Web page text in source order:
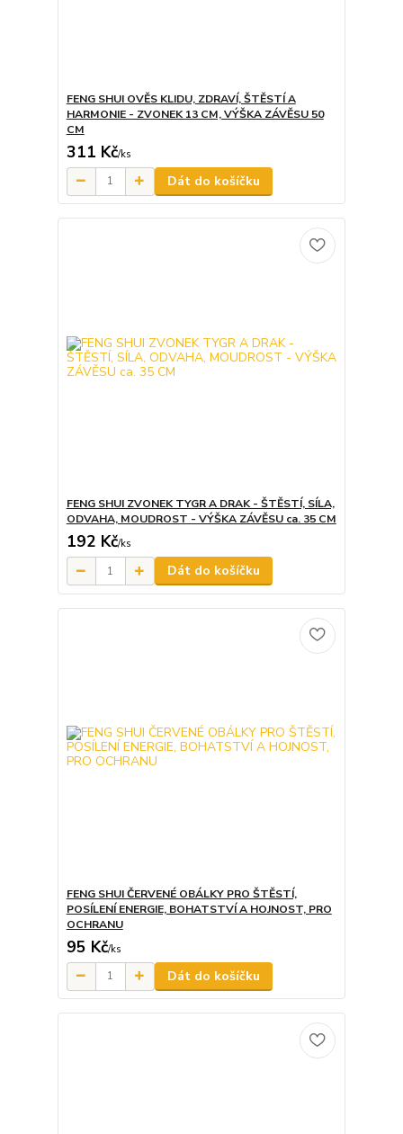
FENG SHUI OVĚS KLIDU, ZDRAVÍ, ŠTĚSTÍ A
HARMONIE - ZVONEK 13 CM, VÝŠKA ZÁVĚSU 50
CM
311 Kč/ks
Dát do košíčku
FENG SHUI ZVONEK TYGR A DRAK - ŠTĚSTÍ, SÍLA,
ODVAHA, MOUDROST - VÝŠKA ZÁVĚSU ca. 35 CM
192 Kč/ks
Dát do košíčku
FENG SHUI ČERVENÉ OBÁLKY PRO ŠTĚSTÍ,
POSÍLENÍ ENERGIE, BOHATSTVÍ A HOJNOST, PRO
OCHRANU
95 Kč/ks
Dát do košíčku